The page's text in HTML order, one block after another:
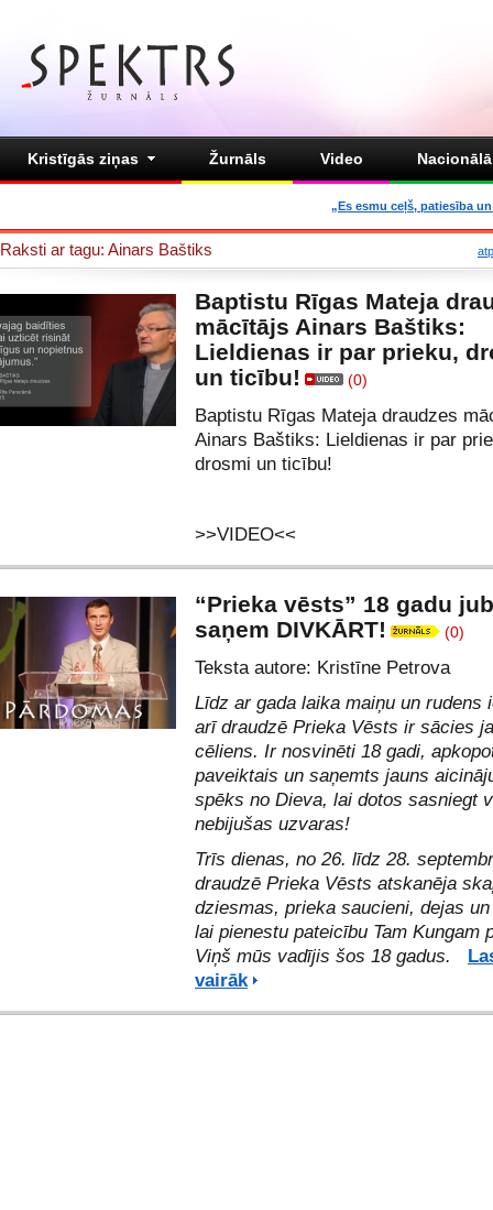
Kristīgās ziņas Žurnāls Video
„Es esmu ceļš, patiesība
Raksti ar tagu: Ainars Baštiks
Baptistu Rīgas Mateja
mācītājs Ainars Baštiks:
Lieldienas ir par prieku,
un ticību!
(0)
Baptistu Rīgas Mateja draudzes
Ainars Baštiks: Lieldienas ir par
drosmi un ticību!
>>VIDEO<<
“Prieka vēsts” 18 gadu
saņem DIVKĀRT!
(0)
Teksta autore: Kristīne Petrova
Līdz ar gada laika maiņu un rudens
arī draudzē Prieka Vēsts ir sācies
cēliens. Ir nosvinēti 18 gadi,
paveiktais un saņemts jauns
spēks no Dieva, lai dotos sasniegt
nebijušas uzvaras!
Trīs dienas, no 26. līdz 28.
draudzē Prieka Vēsts atskanēja
dziesmas, prieka saucieni, dejas
lai pienestu pateicību Tam Kungam
Viņš mūs vadījis šos 18 gadus.
vairāk